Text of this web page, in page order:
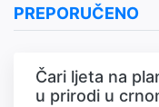
PREPORUČENO
Čari ljeta na
u prirodi u